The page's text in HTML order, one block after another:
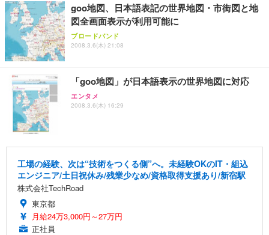
goo地図、日本語表記の世界地図・市街図と地
図全画面表示が利用可能に
ブロードバンド
2008.3.6(木) 21:08
「goo地図」が日本語表示の世界地図に対応
エンタメ
2008.3.6(木) 16:29
工場の経験、次は“技術をつくる側”へ。未経験OKのIT・組込
エンジニア/土日祝休み/残業少なめ/資格取得支援あり/新宿駅
株式会社TechRoad
東京都
月給24万3,000円～27万円
正社員